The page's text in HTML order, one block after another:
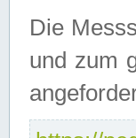
Die
und zum